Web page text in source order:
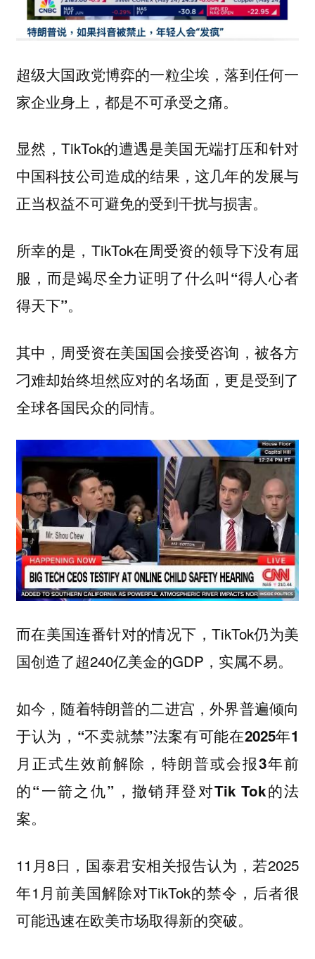
超级大国政党博弈的一粒尘埃，落到任何一
家企业身上，都是不可承受之痛。
显然，TikTok的遭遇是美国无端打压和针对
中国科技公司造成的结果，这几年的发展与
正当权益不可避免的受到干扰与损害。
所幸的是，TikTok在周受资的领导下没有屈
服，而是竭尽全力证明了什么叫“得人心者
得天下”。
其中，周受资在美国国会接受咨询，被各方
刁难却始终坦然应对的名场面，更是受到了
全球各国民众的同情。
而在美国连番针对的情况下，TikTok仍为美
国创造了超240亿美金的GDP，实属不易。
如今，随着特朗普的二进宫，外界普遍倾向
于认为， “不卖就禁”法案有可能在2025年1
月正式生效前解除 ，特朗普或会报3年前
的“一箭之仇”，撤销拜登对Tik Tok的法
案。
11月8日，国泰君安相关报告认为，若2025
年1月前美国解除对TikTok的禁令，后者很
可能迅速在欧美市场取得新的突破。